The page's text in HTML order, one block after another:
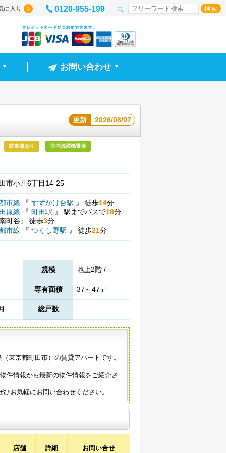
に入り 0 0120-955-199
▼ お問い合わせ ▼
更新 2026/08/07
駐車場あり 室内洗濯機置場
市小川6丁目14-25
市線 『 すずかけ台駅 』 徒歩14分
原線
『 町田駅 』 駅までバスで18分
町谷』 徒歩3分
市線
『 つくし野駅 』 徒歩21分
規模 地上2階 / -
専有面積 37～47㎡
総戸数 -
東京都町田市）の賃貸アパートです。
件情報から最新の物件情報をご紹介さ
お気軽にお問い合わせください。
店舗 詳細 お問い合せ